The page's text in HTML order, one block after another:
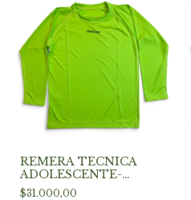
REMERA TECNICA
ADOLESCENTE-
VERDE
$31.000,00